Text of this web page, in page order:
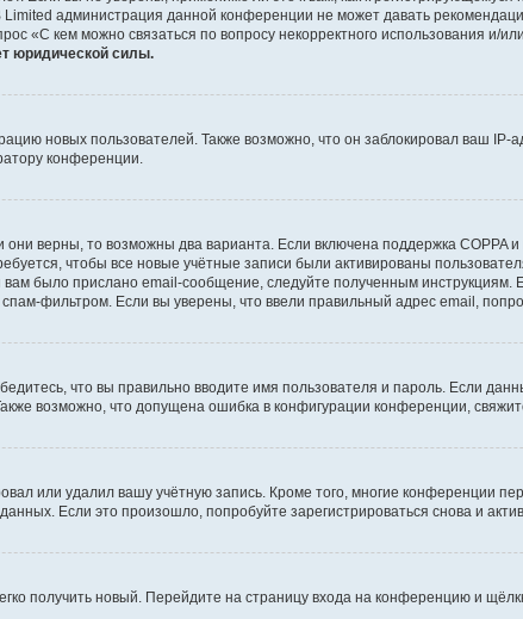
администрация данной конференции не может давать
«С кем можно связаться по вопросу некорректного использования и/
юридической силы.
новых пользователей. Также возможно, что он заблокировал ваш
конференции.
верны, то возможны два варианта. Если включена поддержка COPPA
чтобы все новые учётные записи были активированы
было прислано email-сообщение, следуйте полученным
фильтром. Если вы уверены, что ввели правильный адрес email,
что вы правильно вводите имя пользователя и пароль. Если
возможно, что допущена ошибка в конфигурации конференции,
или удалил вашу учётную запись. Кроме того, многие конференции
Если это произошло, попробуйте зарегистрироваться снова и
получить новый. Перейдите на страницу входа на конференцию и